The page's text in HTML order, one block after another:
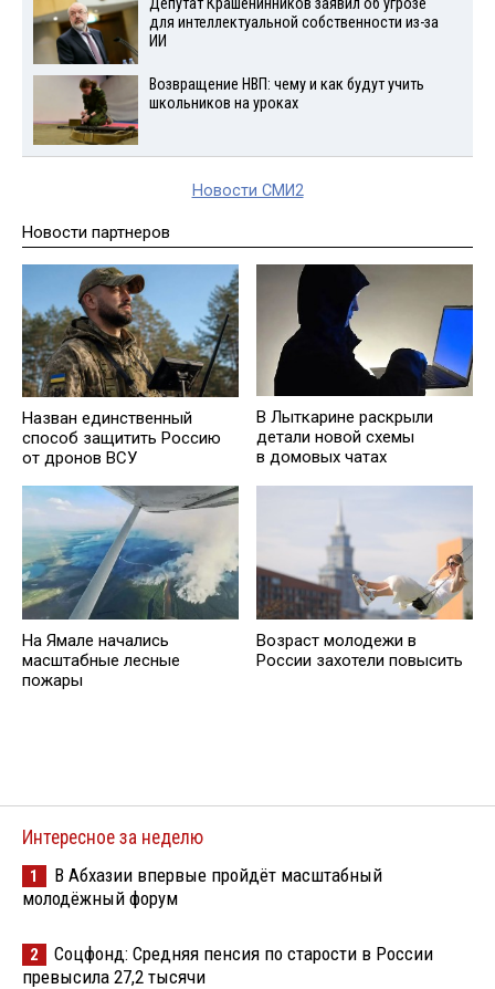
Депутат Крашенинников заявил об угрозе
для интеллектуальной собственности из-за
ИИ
Возвращение НВП: чему и как будут учить
школьников на уроках
Новости СМИ2
Новости партнеров
Назван единственный
способ защитить Россию
от дронов ВСУ
В Лыткарине раскрыли
детали новой схемы
в домовых чатах
На Ямале начались
масштабные лесные
пожары
Возраст молодежи в
России захотели повысить
Интересное за неделю
1
В Абхазии впервые пройдёт масштабный
молодёжный форум
2
Соцфонд: Средняя пенсия по старости в России
превысила 27,2 тысячи